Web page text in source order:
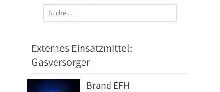
Suchen
nach:
Externes Einsatzmittel:
Gasversorger
Brand EFH